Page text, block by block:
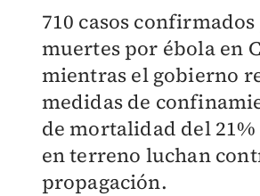
710 casos confirmados
muertes por ébola en
mientras el gobierno
medidas de
de mortalidad del
en terreno luchan
propagación.